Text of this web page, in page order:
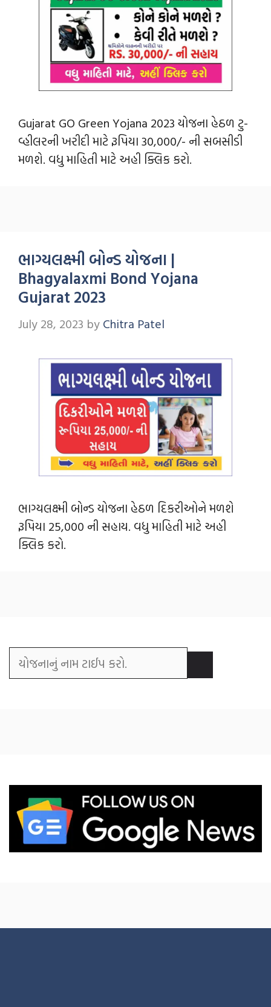
Gujarat GO Green Yojana 2023 યોજના હેઠળ ટુ-
વ્હીલરની ખરીદી માટે રૂપિયા 30,000/- ની સબસીડી
મળશે. વધુ માહિતી માટે અહી ક્લિક કરો.
ભાગ્યલક્ષ્મી બોન્ડ યોજના |
Bhagyalaxmi Bond Yojana
Gujarat 2023
July 28, 2023 by Chitra Patel
ભાગ્યલક્ષ્મી બોન્ડ યોજના હેઠળ દિકરીઓને મળશે
રૂપિયા 25,000 ની સહાય. વધુ માહિતી માટે અહી
ક્લિક કરો.